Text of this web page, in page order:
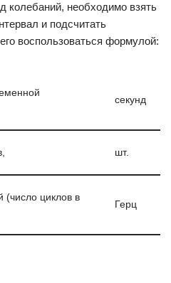
колебаний, необходимо взять
и подсчитать
воспользоваться формулой:
секунд
шт.
(число циклов в
Герц